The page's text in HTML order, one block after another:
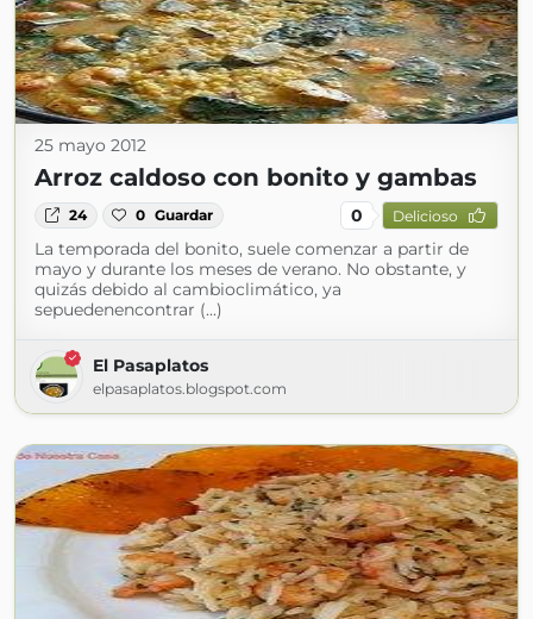
25 mayo 2012
Arroz caldoso con bonito y gambas
24 0 Guardar 0 Delicioso
La temporada del bonito, suele comenzar a partir de
mayo y durante los meses de verano. No obstante, y
quizás debido al cambioclimático, ya
sepuedenencontrar (...)
El Pasaplatos
elpasaplatos.blogspot.com